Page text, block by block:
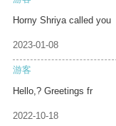
Horny Shriya called you
2023-01-08
游客
Hello,? Greetings fr
2022-10-18